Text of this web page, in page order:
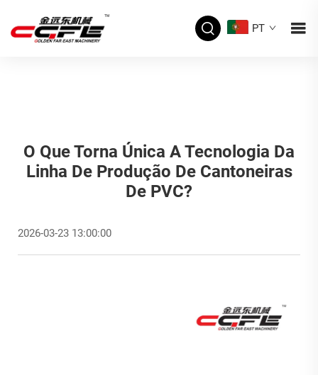
PT
O Que Torna Única A Tecnologia Da
Linha De Produção De Cantoneiras
De PVC?
2026-03-23 13:00:00